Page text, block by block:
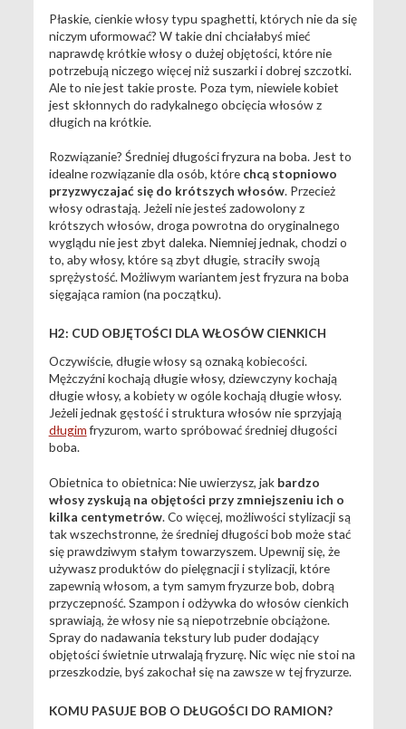
Płaskie, cienkie włosy typu spaghetti, których nie da się
niczym uformować? W takie dni chciałabyś mieć
naprawdę krótkie włosy o dużej objętości, które nie
potrzebują niczego więcej niż suszarki i dobrej szczotki.
Ale to nie jest takie proste. Poza tym, niewiele kobiet
jest skłonnych do radykalnego obcięcia włosów z
długich na krótkie.
Rozwiązanie? Średniej długości fryzura na boba. Jest to
idealne rozwiązanie dla osób, które chcą stopniowo
przyzwyczajać się do krótszych włosów. Przecież
włosy odrastają. Jeżeli nie jesteś zadowolony z
krótszych włosów, droga powrotna do oryginalnego
wyglądu nie jest zbyt daleka. Niemniej jednak, chodzi o
to, aby włosy, które są zbyt długie, straciły swoją
sprężystość. Możliwym wariantem jest fryzura na boba
sięgająca ramion (na początku).
H2: CUD OBJĘTOŚCI DLA WŁOSÓW CIENKICH
Oczywiście, długie włosy są oznaką kobiecości.
Mężczyźni kochają długie włosy, dziewczyny kochają
długie włosy, a kobiety w ogóle kochają długie włosy.
Jeżeli jednak gęstość i struktura włosów nie sprzyjają
długimfryzurom, warto spróbować średniej długości
boba.
Obietnica to obietnica: Nie uwierzysz, jak bardzo
włosy zyskują na objętości przy zmniejszeniu ich o
kilka centymetrów. Co więcej, możliwości stylizacji są
tak wszechstronne, że średniej długości bob może stać
się prawdziwym stałym towarzyszem. Upewnij się, że
używasz produktów do pielęgnacji i stylizacji, które
zapewnią włosom, a tym samym fryzurze bob, dobrą
przyczepność. Szampon i odżywka do włosów cienkich
sprawiają, że włosy nie są niepotrzebnie obciążone.
Spray do nadawania tekstury lub puder dodający
objętości świetnie utrwalają fryzurę. Nic więc nie stoi na
przeszkodzie, byś zakochał się na zawsze w tej fryzurze.
KOMU PASUJE BOB O DŁUGOŚCI DO RAMION?